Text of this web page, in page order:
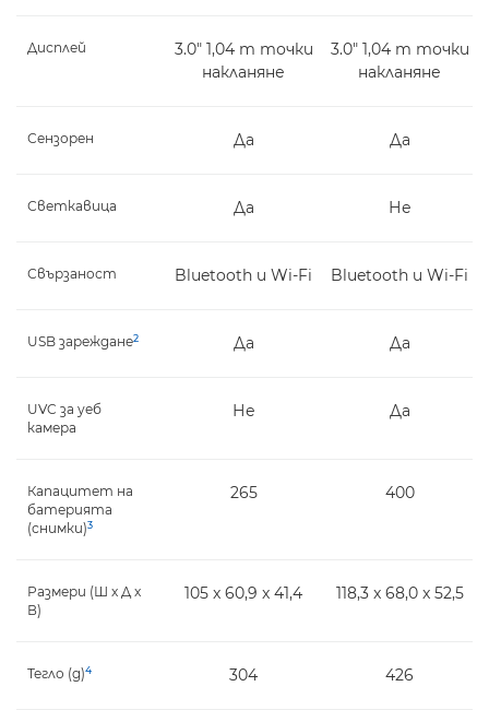
Дисплей
3.0" 1,04 m точки
накланяне
3.0" 1,04 m точки
накланяне
Сензорен Да Да
Светкавица Да Не
Свързаност Bluetooth и Wi-Fi Bluetooth и Wi-Fi
USB зареждане2 Да Да
UVC за уеб
камера
Не Да
Капацитет на
батерията
(снимки)3
265 400
Размери (Ш x Д x
В)
105 x 60,9 x 41,4 118,3 x 68,0 x 52,5
Тегло (g)4 304 426